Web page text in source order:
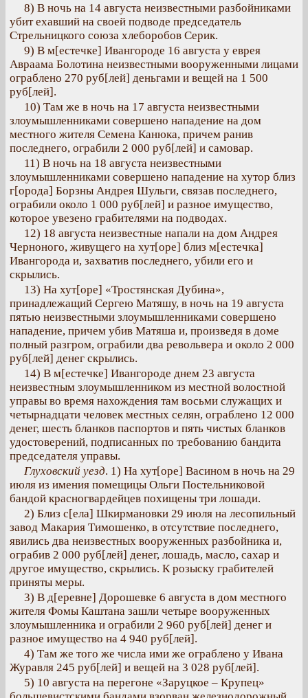
8) В ночь на 14 августа неизвестными разбойниками
убит ехавший на своей подводе председатель
Стрельницкого союза хлеборобов Серик.
9) В м[естечке] Ивангороде 16 августа у еврея
Авраама Болотина неизвестными вооруженными лицами
ограблено 270 руб[лей] деньгами и вещей на 1 500
руб[лей].
10) Там же в ночь на 17 августа неизвестными
злоумышленниками совершено нападение на дом
местного жителя Семена Канюка, причем ранив
последнего, ограбили 2 000 руб[лей] и самовар.
11) В ночь на 18 августа неизвестными
злоумышленниками совершено нападение на хутор близ
г[орода] Борзны Андрея Шульги, связав последнего,
ограбили около 1 000 руб[лей] и разное имущество,
которое увезено грабителями на подводах.
12) 18 августа неизвестные напали на дом Андрея
Черноного, живущего на хут[оре] близ м[естечка]
Ивангорода и, захватив последнего, убили его и
скрылись.
13) На хут[оре] «Тростянская Дубина»,
принадлежащий Сергею Матяшу, в ночь на 19 августа
пятью неизвестными злоумышленниками совершено
нападение, причем убив Матяша и, произведя в доме
полный разгром, ограбили два револьвера и около 2 000
руб[лей] денег скрылись.
14) В м[естечке] Ивангороде днем 23 августа
неизвестным злоумышленником из местной волостной
управы во время нахождения там восьми служащих и
четырнадцати человек местных селян, ограблено 12 000
денег, шесть бланков паспортов и пять чистых бланков
удостоверений, подписанных по требованию бандита
председателя управы.
Глуховский уезд. 1) На хут[оре] Васином в ночь на 29
июля из имения помещицы Ольги Постельниковой
бандой красногвардейцев похищены три лошади.
2) Близ с[ела] Шкирмановки 29 июля на лесопильный
завод Макария Тимошенко, в отсутствие последнего,
явились два неизвестных вооруженных разбойника и,
ограбив 2 000 руб[лей] денег, лошадь, масло, сахар и
другое имущество, скрылись. К розыску грабителей
приняты меры.
3) В д[еревне] Дорошевке 6 августа в дом местного
жителя Фомы Каштана зашли четыре вооруженных
злоумышленника и ограбили 2 960 руб[лей] денег и
разное имущество на 4 940 руб[лей].
4) Там же того же числа ими же ограблено у Ивана
Журавля 245 руб[лей] и вещей на 3 028 руб[лей].
5) 10 августа на перегоне «Заруцкое – Крупец»